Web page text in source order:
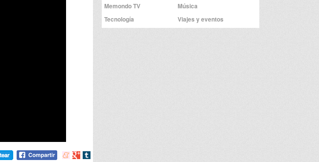
Compartir
Compartir
Compartir
Memondo TV
Música
Tecnología
Viajes y eventos